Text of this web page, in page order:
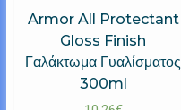
Armor All Protectant
Gloss Finish
Γαλάκτωμα Γυαλίσματος
300ml